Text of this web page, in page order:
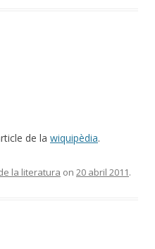
de la wiquipèdia.
la literatura on 20 abril 2011.